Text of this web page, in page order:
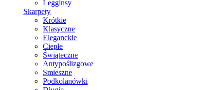
Legginsy
Skarpety
Krótkie
Klasyczne
Eleganckie
Ciepłe
Świąteczne
Antypoślizgowe
Smieszne
Podkolanówki